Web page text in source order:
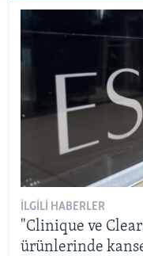
İLGILI HABERLER
"Clinique ve
ürünlerinde